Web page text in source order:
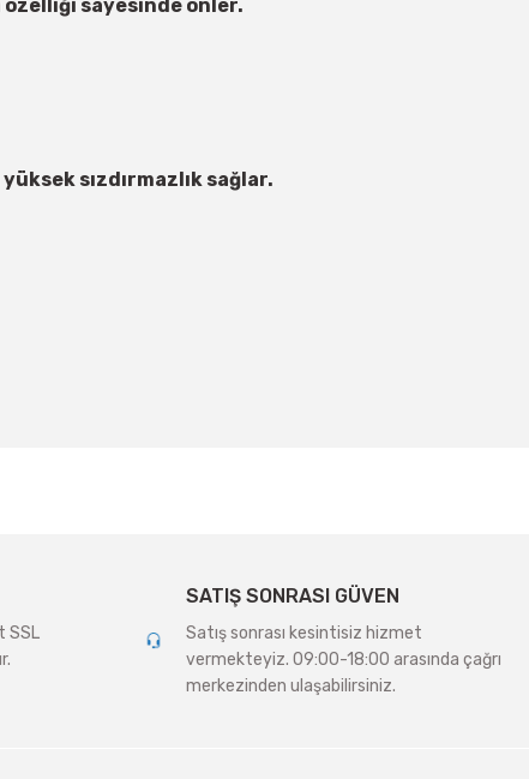
özelliği sayesinde önler.
sızdırmazlık sağlar.
SSL
SATIŞ SONRASI GÜVEN
Satış sonrası kesintisiz hizmet
vermekteyiz. 09:00-18:00 arasında çağrı
merkezinden ulaşabilirsiniz.